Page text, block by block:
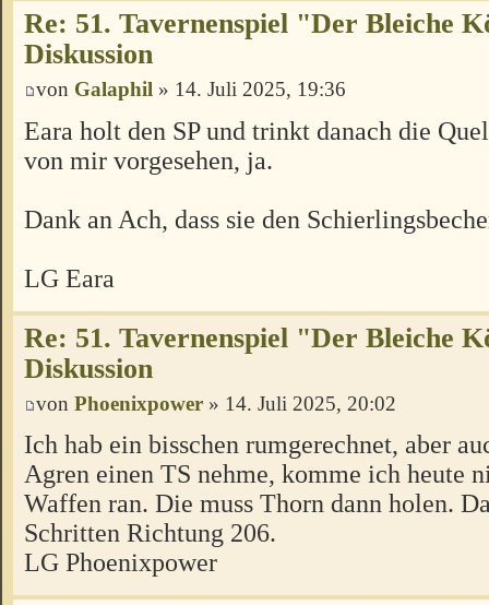
Re: 51. Tavernenspiel "Der Bleiche
Diskussion
von Galaphil » 14. Juli 2025, 19:36
Eara holt den SP und trinkt danach die
von mir vorgesehen, ja.
Dank an Ach, dass sie den
LG Eara
Re: 51. Tavernenspiel "Der Bleiche
Diskussion
von Phoenixpower » 14. Juli 2025, 20:02
Ich hab ein bisschen rumgerechnet, aber
Agren einen TS nehme, komme ich heute
Waffen ran. Die muss Thorn dann holen.
Schritten Richtung 206.
LG Phoenixpower